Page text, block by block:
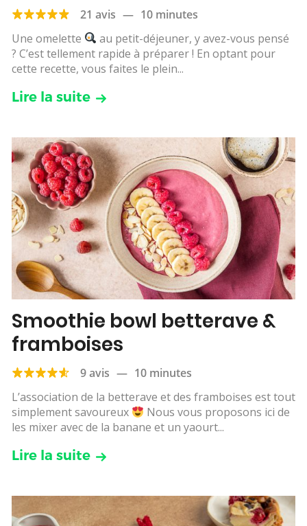
21 avis — 10 minutes
Une omelette
au petit-déjeuner, y avez-vous pensé
? C’est tellement rapide à préparer ! En optant pour
cette recette, vous faites le plein...
Lire la suite
Smoothie bowl betterave &
framboises
9 avis — 10 minutes
L’association de la betterave et des framboises est tout
simplement savoureux
Nous vous proposons ici de
les mixer avec de la banane et un yaourt...
Lire la suite